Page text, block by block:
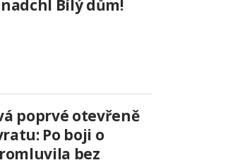
Bílý dům!
poprvé otevřeně
Po boji o
bez